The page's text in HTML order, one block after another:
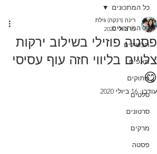
כל המתכונים
תבשילים
מאפים
מתוקים
סלטים
סרטונים
מרקים
פסטה
כל המתכונים
פסטה פוזילי בשילוב ירקות
צלויים בליווי חזה עוף עסיסי
😋
רינה (רנקה) גילת
15 ביולי 2020
עודכן:16 ביולי 2020